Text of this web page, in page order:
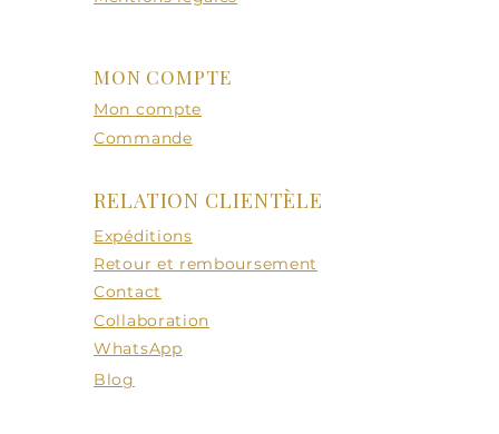
MON COMPTE
Mon compte
Commande
RELATION CLIENTÈLE
Expéditions
Retour et remboursement
Contact
Collaboration
WhatsApp
Blog